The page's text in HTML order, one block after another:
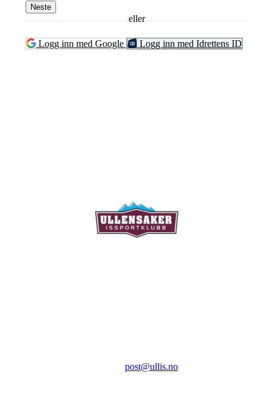
Neste
eller
Logg inn med Google Logg inn med Idrettens ID
post@ullis.no